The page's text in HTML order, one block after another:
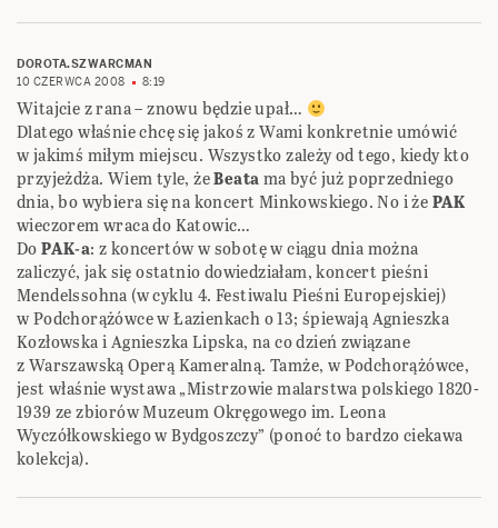
DOROTA.SZWARCMAN
10 CZERWCA 2008
8:19
Witajcie z rana – znowu będzie upał…
Dlatego właśnie chcę się jakoś z Wami konkretnie umówić
w jakimś miłym miejscu. Wszystko zależy od tego, kiedy kto
przyjeżdża. Wiem tyle, żeBeatama być już poprzedniego
dnia, bo wybiera się na koncert Minkowskiego. No i żePAK
wieczorem wraca do Katowic…
DoPAK-a: z koncertów w sobotę w ciągu dnia można
zaliczyć, jak się ostatnio dowiedziałam, koncert pieśni
Mendelssohna (w cyklu 4. Festiwalu Pieśni Europejskiej)
w Podchorążówce w Łazienkach o 13; śpiewają Agnieszka
Kozłowska i Agnieszka Lipska, na co dzień związane
z Warszawską Operą Kameralną. Tamże, w Podchorążówce,
jest właśnie wystawa „Mistrzowie malarstwa polskiego 1820-
1939 ze zbiorów Muzeum Okręgowego im. Leona
Wyczółkowskiego w Bydgoszczy” (ponoć to bardzo ciekawa
kolekcja).